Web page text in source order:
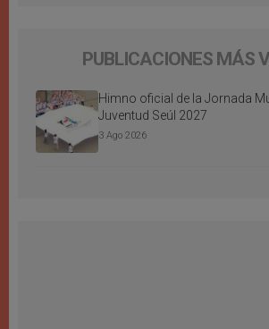
PUBLICACIONES MÁS
Himno oficial de la Jornada
Juventud Seúl 2027
3 Ago 2026